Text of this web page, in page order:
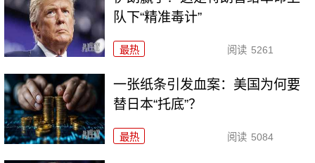
队下“精准毒计”
最热 阅读 5261
一张纸条引发血案：美国为何要
替日本“托底”？
最热 阅读 5084